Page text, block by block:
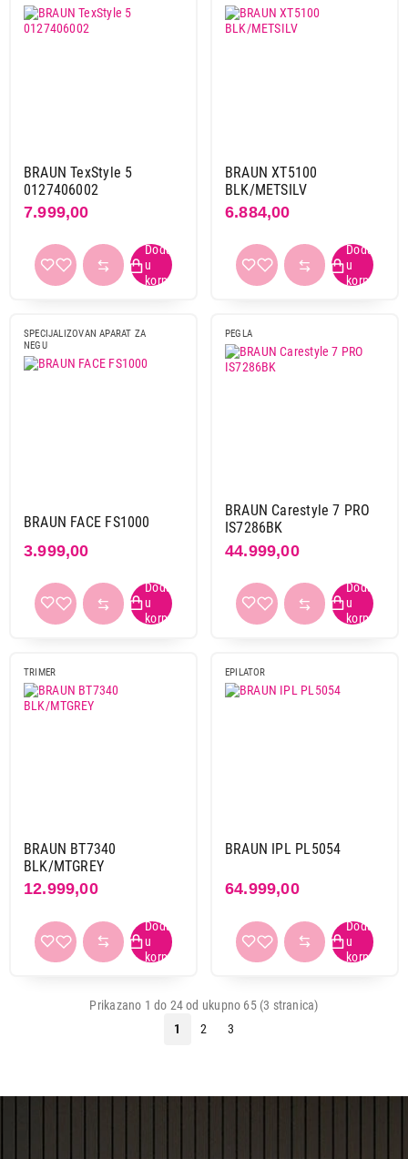
BRAUN TexStyle 5
0127406002
7.999,00
BRAUN XT5100
BLK/METSILV
6.884,00
SPECIJALIZOVAN APARAT ZA
NEGU
BRAUN FACE FS1000
3.999,00
PEGLA
BRAUN Carestyle 7 PRO
IS7286BK
44.999,00
TRIMER
BRAUN BT7340
BLK/MTGREY
12.999,00
EPILATOR
BRAUN IPL PL5054
64.999,00
Prikazano 1 do 24 od ukupno 65 (3 stranica)
1
2 3